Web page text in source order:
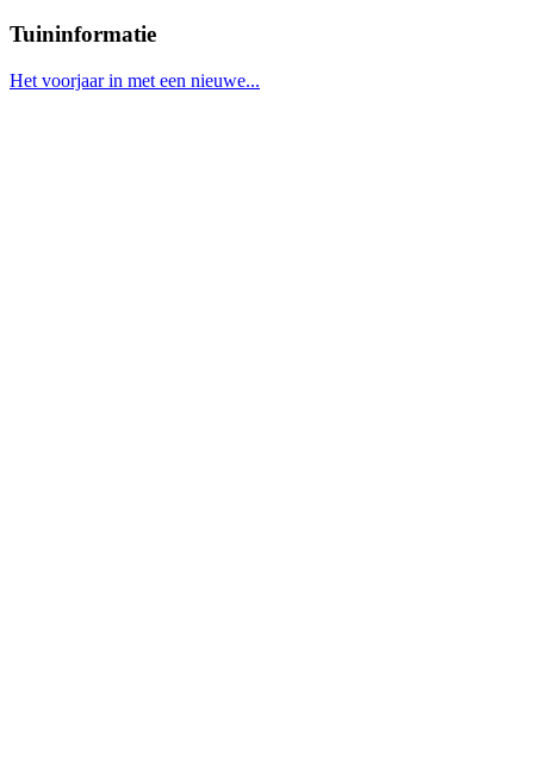
Tuininformatie
Het voorjaar in met een nieuwe...